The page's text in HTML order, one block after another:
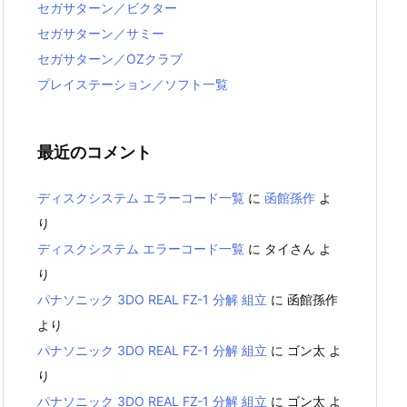
セガサターン／ビクター
セガサターン／サミー
セガサターン／OZクラブ
プレイステーション／ソフト一覧
最近のコメント
ディスクシステム エラーコード一覧 に 函館孫作 よ
り
ディスクシステム エラーコード一覧 に タイさん よ
り
パナソニック 3DO REAL FZ-1 分解 組立 に 函館孫作
より
パナソニック 3DO REAL FZ-1 分解 組立 に ゴン太 よ
り
パナソニック 3DO REAL FZ-1 分解 組立 に ゴン太 よ